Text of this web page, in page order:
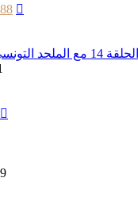
رسالة للملحدين